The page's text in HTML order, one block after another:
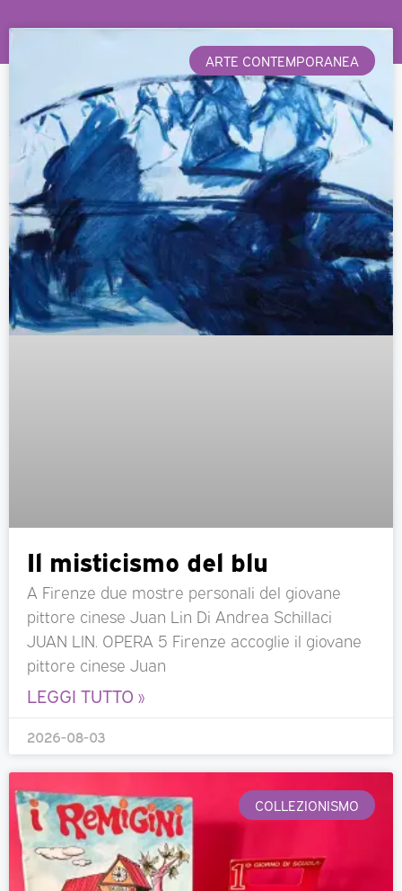
ARTE CONTEMPORANEA
Il misticismo del blu
A Firenze due mostre personali del giovane
pittore cinese Juan Lin Di Andrea Schillaci
JUAN LIN. OPERA 5 Firenze accoglie il giovane
pittore cinese Juan
LEGGI TUTTO »
2026-08-03
COLLEZIONISMO